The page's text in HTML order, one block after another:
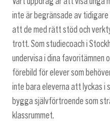
inte är begränsade av
att de med rätt stöd och
trott. Som studiecoach i
undervisa i dina favoritämnen
förebild för elever som
inte bara eleverna att lyckas i
bygga självförtroende som
klassrummet.